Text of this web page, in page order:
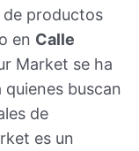
de productos
en Calle
Market se ha
buscan
de
es un